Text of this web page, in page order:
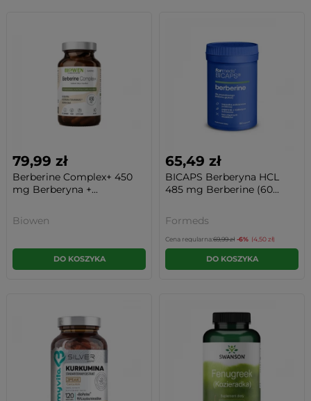
79,99 zł
Berberine Complex+ 450
mg Berberyna +...
Biowen
DO KOSZYKA
65,49 zł
BICAPS Berberyna HCL
485 mg Berberine (60...
Formeds
Cena regularna:69,99 zł -6% (4,50 zł)
DO KOSZYKA